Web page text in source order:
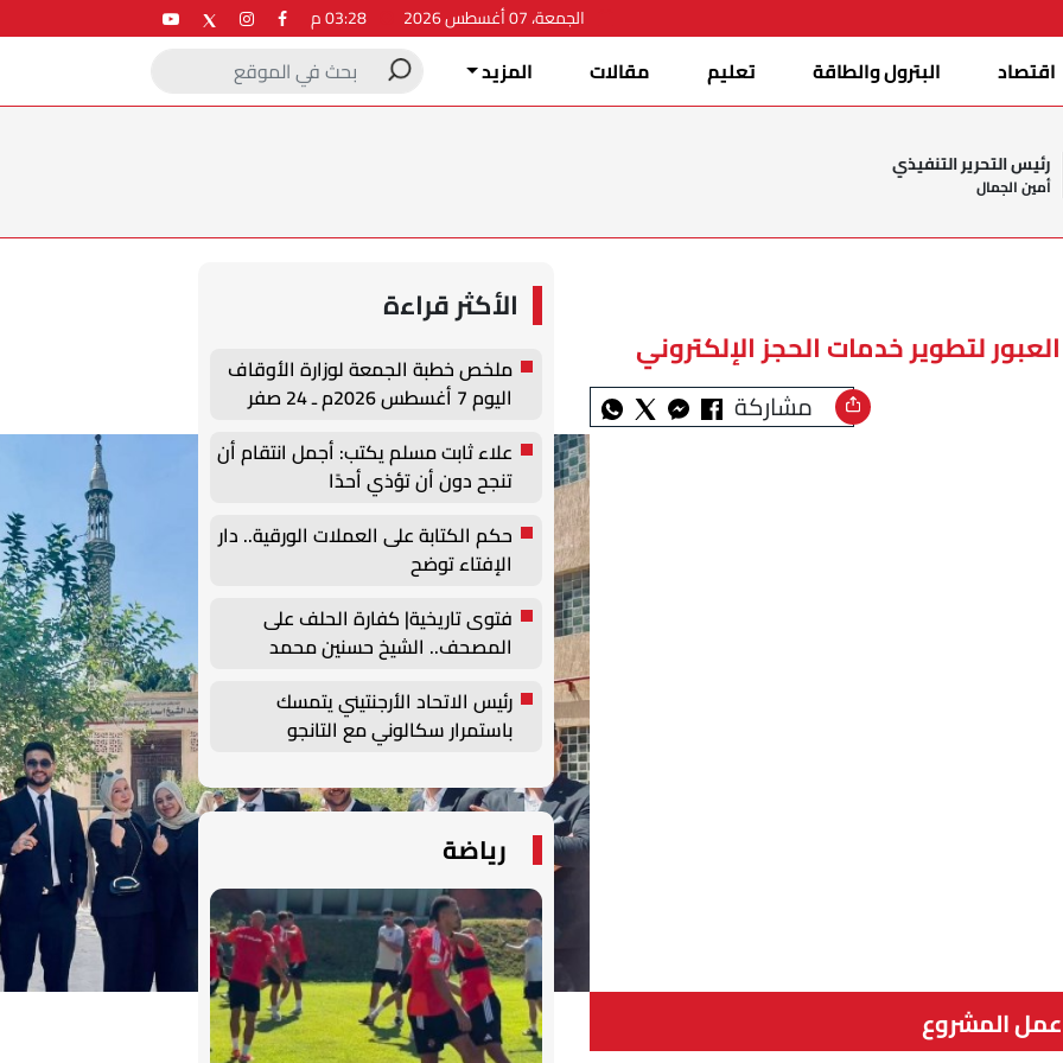
الجمعة، 07 أغسطس 2026
اقتصاد البترول والطاقة تعليم مقالات المزيد
رئيس التحرير التنفيذي
أمين الجمال
لتطوير خدمات الحجز الإلكتروني
مشاركة
المشروع
الأكثر قراءة
ملخص خطبة الجمعة لوزارة الأوقاف
اليوم 7 أغسطس 2026م ـ 24 صفر
علاء ثابت مسلم يكتب: أجمل انتقام أن
تنجح دون أن تؤذي أحدًا
حكم الكتابة على العملات الورقية.. دار
الإفتاء توضح
فتوى تاريخية| كفارة الحلف على
المصحف.. الشيخ حسنين محمد
رئيس الاتحاد الأرجنتيني يتمسك
باستمرار سكالوني مع التانجو
رياضة